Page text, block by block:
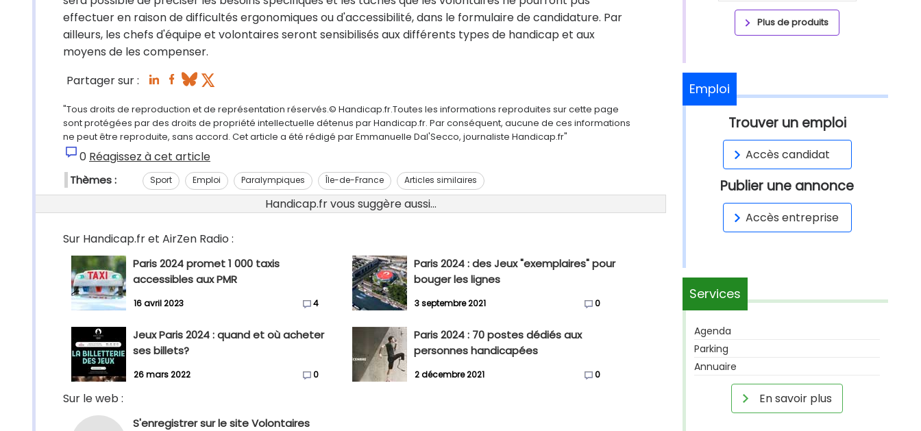
effectuer en raison de difficultés ergonomiques ou d'accessibilité, dans le formulaire de candidature. Par
ailleurs, les chefs d'équipe et volontaires seront sensibilisés aux différents types de handicap et aux
moyens de les compenser.
Partager sur :
"Tous droits de reproduction et de représentation réservés.© Handicap.fr.Toutes les informations reproduites sur cette page
sont protégées par des droits de propriété intellectuelle détenus par Handicap.fr. Par conséquent, aucune de ces informations
ne peut être reproduite, sans accord. Cet article a été rédigé par Emmanuelle Dal'Secco, journaliste Handicap.fr"
0 Réagissez à cet article
Thèmes : Sport Emploi Paralympiques Île-de-France Articles similaires
Handicap.fr vous suggère aussi...
Sur Handicap.fr et AirZen Radio :
Paris 2024 promet 1 000 taxis
accessibles aux PMR
16 avril 2023 4
Paris 2024 : des Jeux "exemplaires" pour
bouger les lignes
3 septembre 2021 0
Jeux Paris 2024 : quand et où acheter
ses billets?
26 mars 2022 0
Paris 2024 : 70 postes dédiés aux
personnes handicapées
2 décembre 2021 0
Sur le web :
S'enregistrer sur le site Volontaires
Plus de produits
Emploi
Trouver un emploi
Accès candidat
Publier une annonce
Accès entreprise
Services
Agenda
Parking
Annuaire
En savoir plus